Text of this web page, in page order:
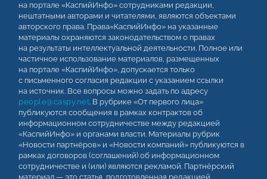
на портале «КаспийИнфо» сотрудниками редакции,
нештатными авторами и читателями, являются объектами
авторского права. Права«КаспийИнфо» на указанные
материалы охраняются законодательством о правах
на результаты интеллектуальной деятельности. Полное или
частичное использование материалов, размещенных
на портале «КаспийИнфо», допускается только
с письменного согласия редакции с указанием ссылки
на источник. Все вопросы можно задать по адресу
people@caspy.net. В рубрике «От первого лица»
публикуются сообщения в рамках контрактов об
информационном сотрудничестве между редакцией
«КаспийИнфо» и органами власти. Материалы рубрик
«Новости партнёров» и «Новости компаний» публикуются в
рамках договоров (соглашений) об информационном
сотрудничестве и (или) являются рекламой. Партнёрский
материал — это статья, подготовленная редакцией